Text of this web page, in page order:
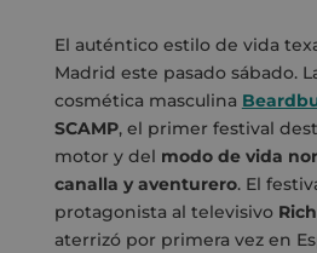
El auténtico estilo de vida
Madrid este pasado sábado.
cosmética masculina
SCAMP, el primer festival
motor y del modo de vida
canalla y aventurero. El
protagonista al televisivo
aterrizó por primera vez en